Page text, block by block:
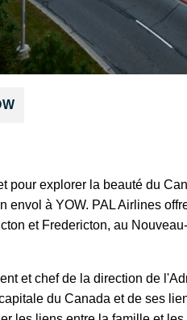
explorer la beauté du
à YOW. PAL Airlines
et Fredericton, au
et chef de la direction de
du Canada et de ses